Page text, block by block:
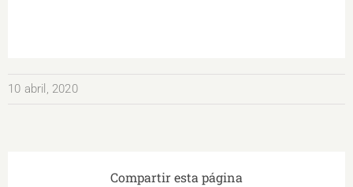
10 abril, 2020
Compartir esta página